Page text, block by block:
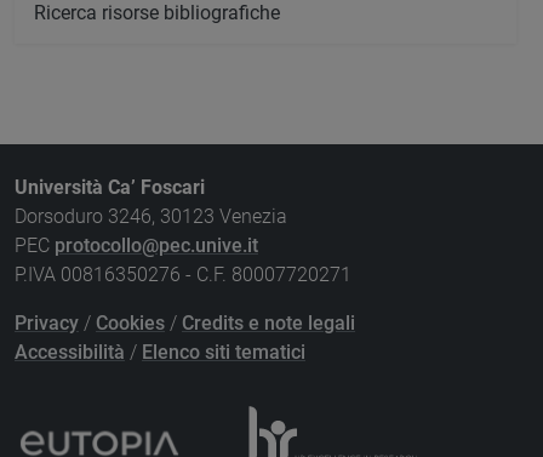
Ricerca risorse bibliografiche
Università Ca’ Foscari
Dorsoduro 3246, 30123 Venezia
PEC protocollo@pec.unive.it
P.IVA 00816350276 - C.F. 80007720271
Privacy / Cookies / Credits e note legali
Accessibilità / Elenco siti tematici